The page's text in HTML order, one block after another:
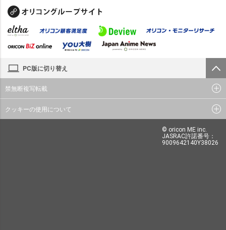
PC版に切り替え
禁無断複写転載
クッキーの使用について
© oricon ME inc.
JASRAC許諾番号：
9009642140Y38026